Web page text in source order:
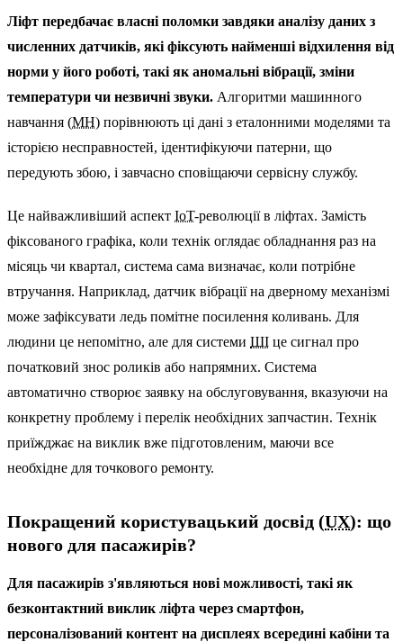
Ліфт передбачає власні поломки завдяки аналізу даних з
численних датчиків, які фіксують найменші відхилення від
норми у його роботі, такі як аномальні вібрації, зміни
температури чи незвичні звуки. Алгоритми машинного
навчання (МН) порівнюють ці дані з еталонними моделями та
історією несправностей, ідентифікуючи патерни, що
передують збою, і завчасно сповіщаючи сервісну службу.
Це найважливіший аспект IoT-революції в ліфтах. Замість
фіксованого графіка, коли технік оглядає обладнання раз на
місяць чи квартал, система сама визначає, коли потрібне
втручання. Наприклад, датчик вібрації на дверному механізмі
може зафіксувати ледь помітне посилення коливань. Для
людини це непомітно, але для системи ШІ це сигнал про
початковий знос роликів або напрямних. Система
автоматично створює заявку на обслуговування, вказуючи на
конкретну проблему і перелік необхідних запчастин. Технік
приїжджає на виклик вже підготовленим, маючи все
необхідне для точкового ремонту.
Покращений користувацький досвід (UX): що
нового для пасажирів?
Для пасажирів з'являються нові можливості, такі як
безконтактний виклик ліфта через смартфон,
персоналізований контент на дисплеях всередині кабіни та